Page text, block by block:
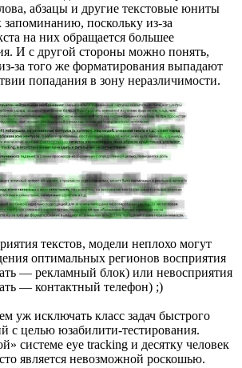
абзацы и другие текстовые юниты
поскольку из-за
на них обращается большее
И с другой стороны можно понять,
за того же форматирования выпадают
попадания в зону неразличимости.
текстов, модели неплохо могут
оптимальных регионов восприятия
— рекламный блок) или невосприятия
— контактный телефон) ;)
уж исключать класс задач быстрого
с целью юзабилити-тестирования.
системе eye tracking и десятку человек
является невозможной роскошью.